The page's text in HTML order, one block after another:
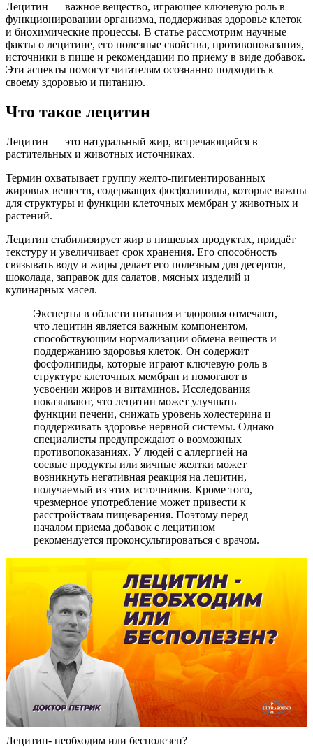
Лецитин — важное вещество, играющее ключевую роль в
функционировании организма, поддерживая здоровье клеток
и биохимические процессы. В статье рассмотрим научные
факты о лецитине, его полезные свойства, противопоказания,
источники в пище и рекомендации по приему в виде добавок.
Эти аспекты помогут читателям осознанно подходить к
своему здоровью и питанию.
Что такое лецитин
Лецитин — это натуральный жир, встречающийся в
растительных и животных источниках.
Термин охватывает группу желто-пигментированных
жировых веществ, содержащих фосфолипиды, которые важны
для структуры и функции клеточных мембран у животных и
растений.
Лецитин стабилизирует жир в пищевых продуктах, придаёт
текстуру и увеличивает срок хранения. Его способность
связывать воду и жиры делает его полезным для десертов,
шоколада, заправок для салатов, мясных изделий и
кулинарных масел.
Эксперты в области питания и здоровья отмечают,
что лецитин является важным компонентом,
способствующим нормализации обмена веществ и
поддержанию здоровья клеток. Он содержит
фосфолипиды, которые играют ключевую роль в
структуре клеточных мембран и помогают в
усвоении жиров и витаминов. Исследования
показывают, что лецитин может улучшать
функции печени, снижать уровень холестерина и
поддерживать здоровье нервной системы. Однако
специалисты предупреждают о возможных
противопоказаниях. У людей с аллергией на
соевые продукты или яичные желтки может
возникнуть негативная реакция на лецитин,
получаемый из этих источников. Кроме того,
чрезмерное употребление может привести к
расстройствам пищеварения. Поэтому перед
началом приема добавок с лецитином
рекомендуется проконсультироваться с врачом.
Лецитин- необходим или бесполезен?